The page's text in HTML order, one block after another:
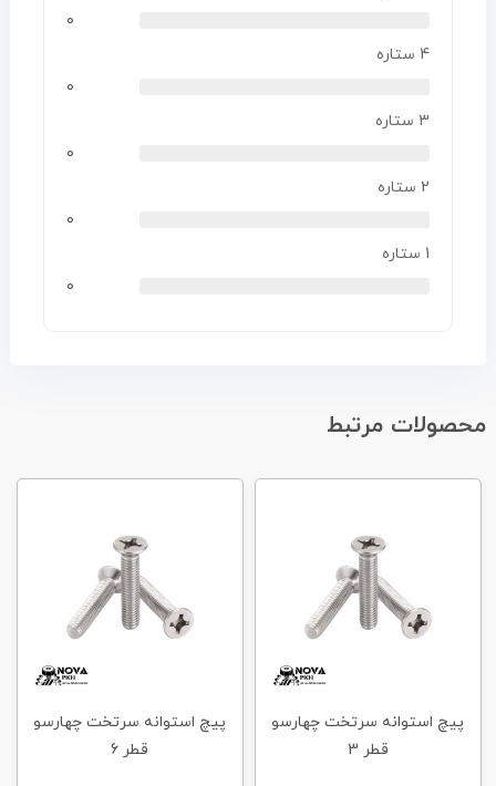
0
4 ستاره
0
3 ستاره
0
2 ستاره
0
1 ستاره
0
محصولات مرتبط
پیچ استوانه سرتخت چهارسو
قطر 3
پیچ استوانه سرتخت چهارسو
قطر 6